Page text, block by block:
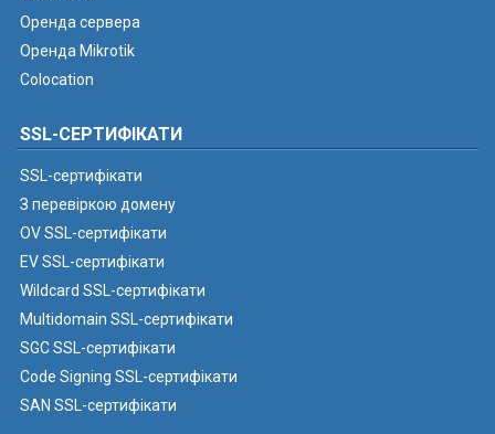
Оренда сервера
Оренда Mikrotik
Colocation
SSL-СЕРТИФІКАТИ
SSL-сертифікати
З перевіркою домену
OV SSL-сертифікати
EV SSL-сертифікати
Wildcard SSL-сертифікати
Multidomain SSL-сертифікати
SGC SSL-сертифікати
Code Signing SSL-сертифікати
SAN SSL-сертифікати